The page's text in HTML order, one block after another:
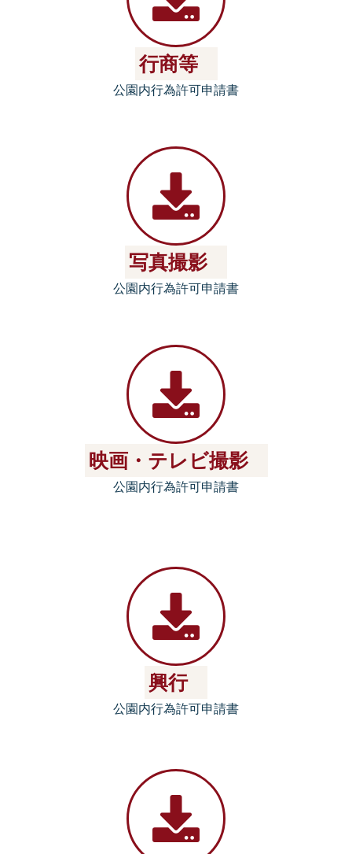
行商等
公園内行為許可申請書
写真撮影
公園内行為許可申請書
映画・テレビ撮影
公園内行為許可申請書
興行
公園内行為許可申請書